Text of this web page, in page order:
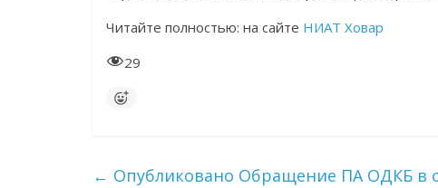
Читайте полностью: на сайте НИАТ Ховар
29
← Опубликовано Обращение ПА ОДКБ в